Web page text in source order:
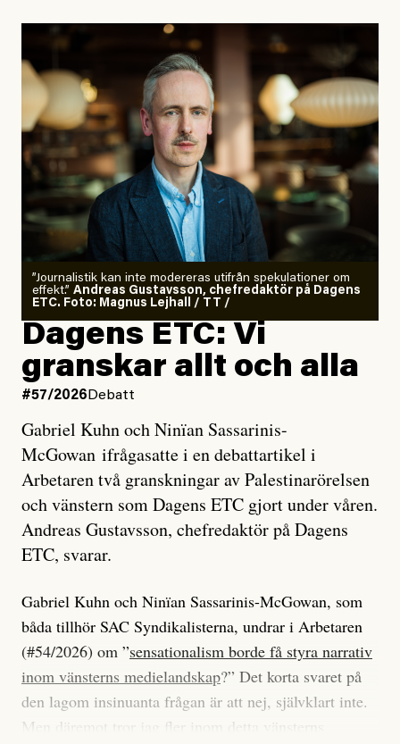
”Journalistik kan inte modereras utifrån spekulationer om
effekt.” Andreas Gustavsson, chefredaktör på Dagens
ETC. Foto: Magnus Lejhall / TT /
Dagens ETC: Vi
granskar allt och alla
#57/2026 Debatt
Gabriel Kuhn och Ninïan Sassarinis-
McGowan ifrågasatte i en debattartikel i
Arbetaren två granskningar av Palestinarörelsen
och vänstern som Dagens ETC gjort under våren.
Andreas Gustavsson, chefredaktör på Dagens
ETC, svarar.
Gabriel Kuhn och Ninïan Sassarinis-McGowan, som
båda tillhör SAC Syndikalisterna, undrar i Arbetaren
(#54/2026) om ”sensationalism borde få styra narrativ
inom vänsterns medielandskap?” Det korta svaret på
den lagom insinuanta frågan är att nej, självklart inte.
Men däremot tror jag fler inom detta vänsterns